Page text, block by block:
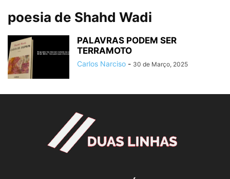
poesia de Shahd Wadi
PALAVRAS PODEM SER
TERRAMOTO
Carlos Narciso - 30 de Março, 2025